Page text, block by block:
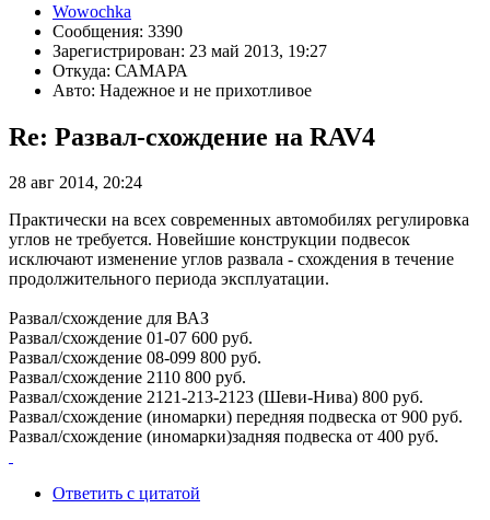
Wowochka
Сообщения: 3390
Зарегистрирован: 23 май 2013, 19:27
Откуда: САМАРА
Авто: Надежное и не прихотливое
Re: Развал-схождение на RAV4
28 авг 2014, 20:24
Практически на всех современных автомобилях регулировка
углов не требуется. Новейшие конструкции подвесок
исключают изменение углов развала - схождения в течение
продолжительного периода эксплуатации.
Развал/схождение для ВАЗ
Развал/схождение 01-07 600 руб.
Развал/схождение 08-099 800 руб.
Развал/схождение 2110 800 руб.
Развал/схождение 2121-213-2123 (Шеви-Нива) 800 руб.
Развал/схождение (иномарки) передняя подвеска от 900 руб.
Развал/схождение (иномарки)задняя подвеска от 400 руб.
Ответить с цитатой